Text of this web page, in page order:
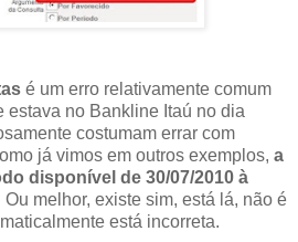
é um erro relativamente comum
estava no Bankline Itaú no dia
costumam errar com
já vimos em outros exemplos, a
disponível de 30/07/2010 à
Ou melhor, existe sim, está lá, não é
está incorreta.